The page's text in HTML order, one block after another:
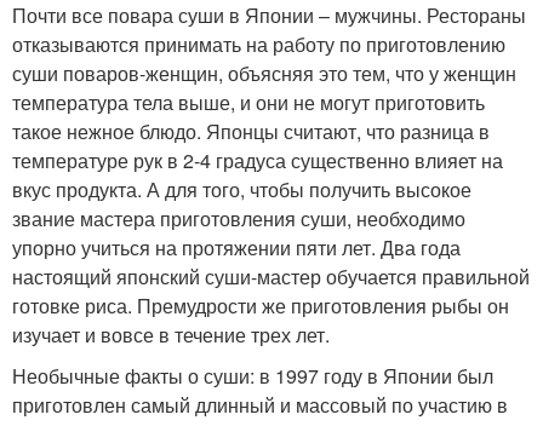
Почти все повара суши в Японии – мужчины. Рестораны
отказываются принимать на работу по приготовлению
суши поваров-женщин, объясняя это тем, что у женщин
температура тела выше, и они не могут приготовить
такое нежное блюдо. Японцы считают, что разница в
температуре рук в 2-4 градуса существенно влияет на
вкус продукта. А для того, чтобы получить высокое
звание мастера приготовления суши, необходимо
упорно учиться на протяжении пяти лет. Два года
настоящий японский суши-мастер обучается правильной
готовке риса. Премудрости же приготовления рыбы он
изучает и вовсе в течение трех лет.
Необычные факты о суши: в 1997 году в Японии был
приготовлен самый длинный и массовый по участию в